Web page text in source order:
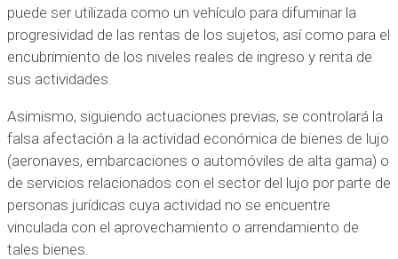
puede ser utilizada como un vehículo para difuminar la
progresividad de las rentas de los sujetos, así como para el
encubrimiento de los niveles reales de ingreso y renta de
sus actividades.
Asimismo, siguiendo actuaciones previas, se controlará la
falsa afectación a la actividad económica de bienes de lujo
(aeronaves, embarcaciones o automóviles de alta gama) o
de servicios relacionados con el sector del lujo por parte de
personas jurídicas cuya actividad no se encuentre
vinculada con el aprovechamiento o arrendamiento de
tales bienes.